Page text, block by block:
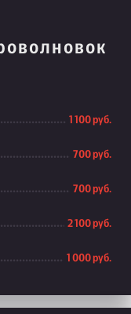
1 100 руб.
700 руб.
700 руб.
2 100 руб.
1 000 руб.